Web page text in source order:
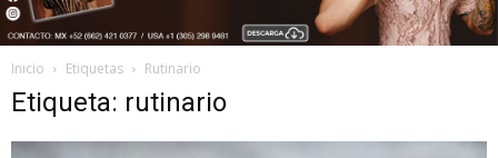
Inicio Etiquetas Rutinario
Etiqueta: rutinario